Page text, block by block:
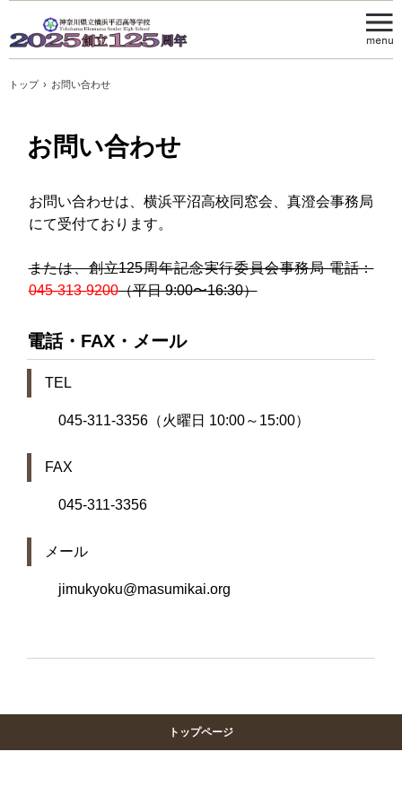
トップ › お問い合わせ
お問い合わせ
お問い合わせは、横浜平沼高校同窓会、真澄会事務局
にて受付ております。
または、創立125周年記念実行委員会事務局 電話：
045-313-9200（平日 9:00〜16:30）
電話・FAX・メール
TEL
045-311-3356（火曜日 10:00～15:00）
FAX
045-311-3356
メール
jimukyoku@masumikai.org
トップページ